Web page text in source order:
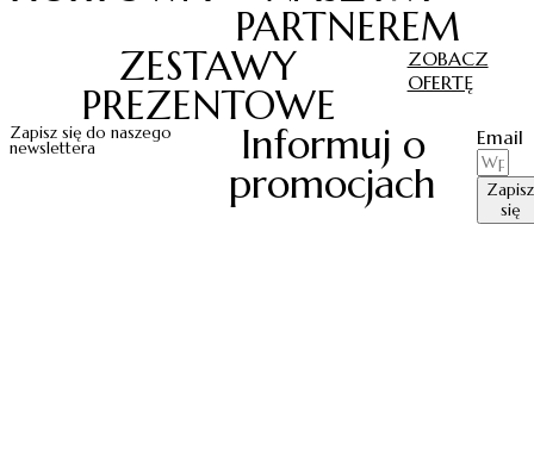
PARTNEREM
ZESTAWY
PREZENTOWE
ZOBACZ
OFERTĘ
Zapisz się do naszego
newslettera
Informuj o
promocjach
Email
Zapisz
się